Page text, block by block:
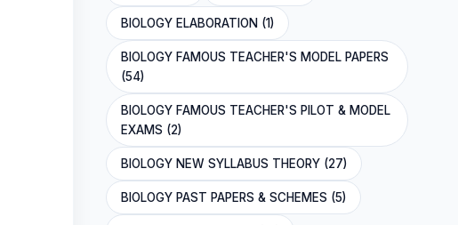
BIOLOGY ELABORATION (1)
BIOLOGY FAMOUS TEACHER'S MODEL PAPERS
(54)
BIOLOGY FAMOUS TEACHER'S PILOT & MODEL
EXAMS (2)
BIOLOGY NEW SYLLABUS THEORY (27)
BIOLOGY PAST PAPERS & SCHEMES (5)